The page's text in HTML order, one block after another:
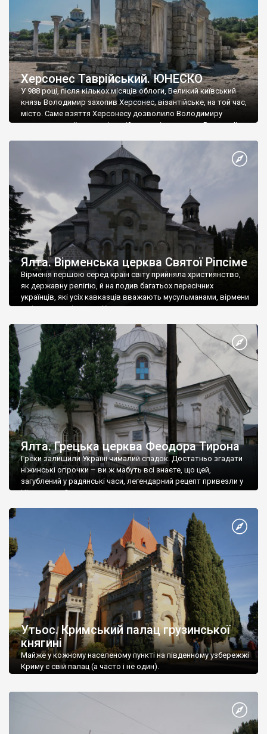
Херсонес Таврійський. ЮНЕСКО
У 988 році, після кількох місяців облоги, Великий київський
князь Володимир захопив Херсонес, візантійське, на той час,
місто. Саме взяття Херсонесу дозволило Володимиру
диктувати свої умови візантійському імператору Василю ІІ, та
Херсонесі Володимир-язичник, став Василем-християнином.
А потім було Хрещення Русі. На честь Херсонесу Таврійського
Ялта. Вірменська церква Святої Ріпсіме
Вірменія першою серед країн світу прийняла християнство,
як державну релігію, й на подив багатьох пересічних
українців, які усіх кавказців вважають мусульманами, вірмени
є відданими вірянами Христа
Ялта. Грецька церква Феодора Тирона
Греки залишили Україні чималий спадок. Достатньо згадати
ніжинські огірочки – ви ж мабуть всі знаєте, що цей,
загублений у радянські часи, легендарний рецепт привезли у
Ніжин греки?
Утьос. Кримський палац грузинської
княгині
Майже у кожному населеному пункті на південному узбережжі
Криму є свій палац (а часто і не один).